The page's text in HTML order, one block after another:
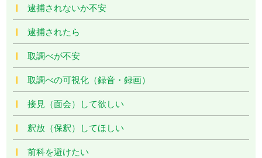
逮捕されないか不安
逮捕されたら
取調べが不安
取調べの可視化（録音・録画）
接見（面会）して欲しい
釈放（保釈）してほしい
前科を避けたい